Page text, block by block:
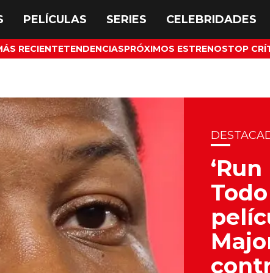
RECIENTETENDENCIASPRÓXIMOS ESTRENOSTOP